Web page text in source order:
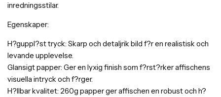
inredningsstilar.
Egenskaper:
H?guppl?st tryck: Skarp och detaljrik bild f?r en realistisk och
levande upplevelse.
Glansigt papper: Ger en lyxig finish som f?rst?rker affischens
visuella intryck och f?rger.
H?llbar kvalitet: 260g papper ger affischen en robust och h?